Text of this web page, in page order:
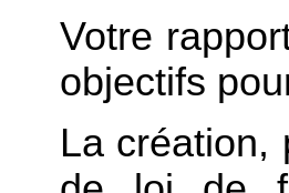
Votre
objectifs
La création,